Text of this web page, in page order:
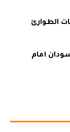
الطوارئ
أمام